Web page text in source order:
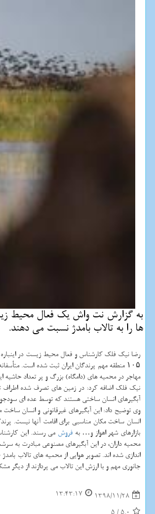
به گزارش نت واش یك فعال محیط
ها را به تالاب بامدژ نسبت می دهند.
۱۰۵ منطقه مهم پرندگان ایران ثبت شده است.
مهاجر در محمیه های (دامگاه) بزرگ و پر تعداد حاشیه
نیك فلك اضافه كرد: در زمین های تصرف شده اطراف
آبگیرهای انسان ساختی هستند كه توسط عده ای
وی توضیح داد: این آبگیرهای غیرقانونی و انسان
انسان ساخت مكان مناسبی برای اقامت آنها نیست.
بازارهای شهر اهواز و… بهفروش می رسند. این
محمیه داران، در این آبگیرهای مصنوعی مبادرت به
جانوری مهم و با ارزش این تالاب می پردازند از دیگر
1398/11/28
13:43:17